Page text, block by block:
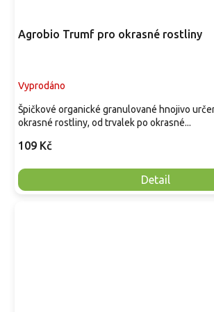
Agrobio Trumf pro okrasné rostliny
Vyprodáno
109 Kč
Detail
Špičkové organické granulované hnojivo
okrasné rostliny, od trvalek po okrasné...